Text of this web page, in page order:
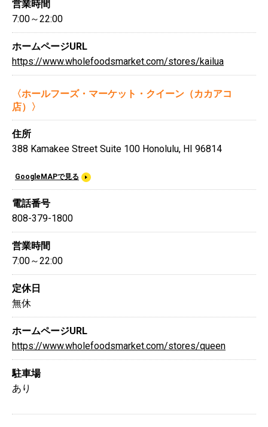
営業時間
7:00～22:00
ホームページURL
https://www.wholefoodsmarket.com/stores/kailua
〈ホールフーズ・マーケット・クイーン（カカアコ
店）〉
住所
388 Kamakee Street Suite 100 Honolulu, HI 96814
GoogleMAPで見る
電話番号
808-379-1800
営業時間
7:00～22:00
定休日
無休
ホームページURL
https://www.wholefoodsmarket.com/stores/queen
駐車場
あり